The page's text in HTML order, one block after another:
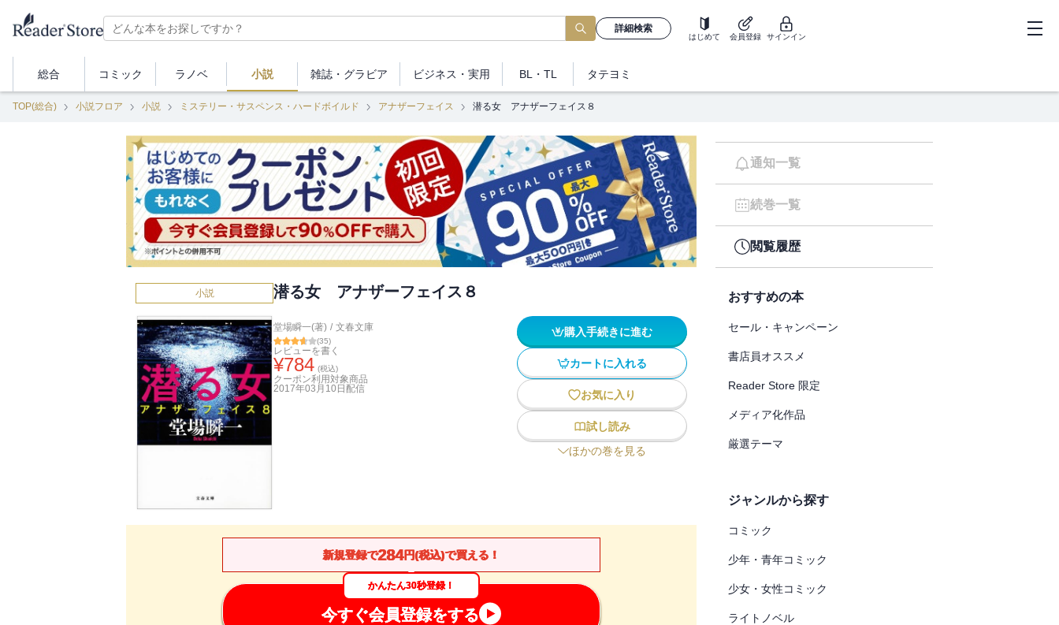
詳細検索
はじめて 会員登録 サインイン
総合 コミック ラノベ 小説 雑誌・ グラビア ビジネス ・実用 BL・TL タテヨミ
TOP(総合) 小説フロア 小説 ミステリー・サスペンス・ハードボイルド アナザーフェイス 潜る女 アナザーフェイス８
小説 潜る女 アナザーフェイス８
堂場瞬一(著) / 文春文庫
(35)
レビューを書く
¥784 (税込)
クーポン利用対象商品
2017年03月10日 配信
購入手続きに進む
カートに入れる
お気に入り
試し読み
ほかの巻を見る
新規登録で284円(税込)で買える！
かんたん30秒登録！
今すぐ会員登録をする
通知一覧
続巻一覧
閲覧履歴
おすすめの本
セール・キャンペーン
書店員オススメ
Reader Store 限定
メディア化作品
厳選テーマ
ジャンルから探す
コミック
少年・青年コミック
少女・女性コミック
ライトノベル